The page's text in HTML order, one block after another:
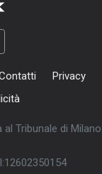
Privacy
Tribunale di Milano